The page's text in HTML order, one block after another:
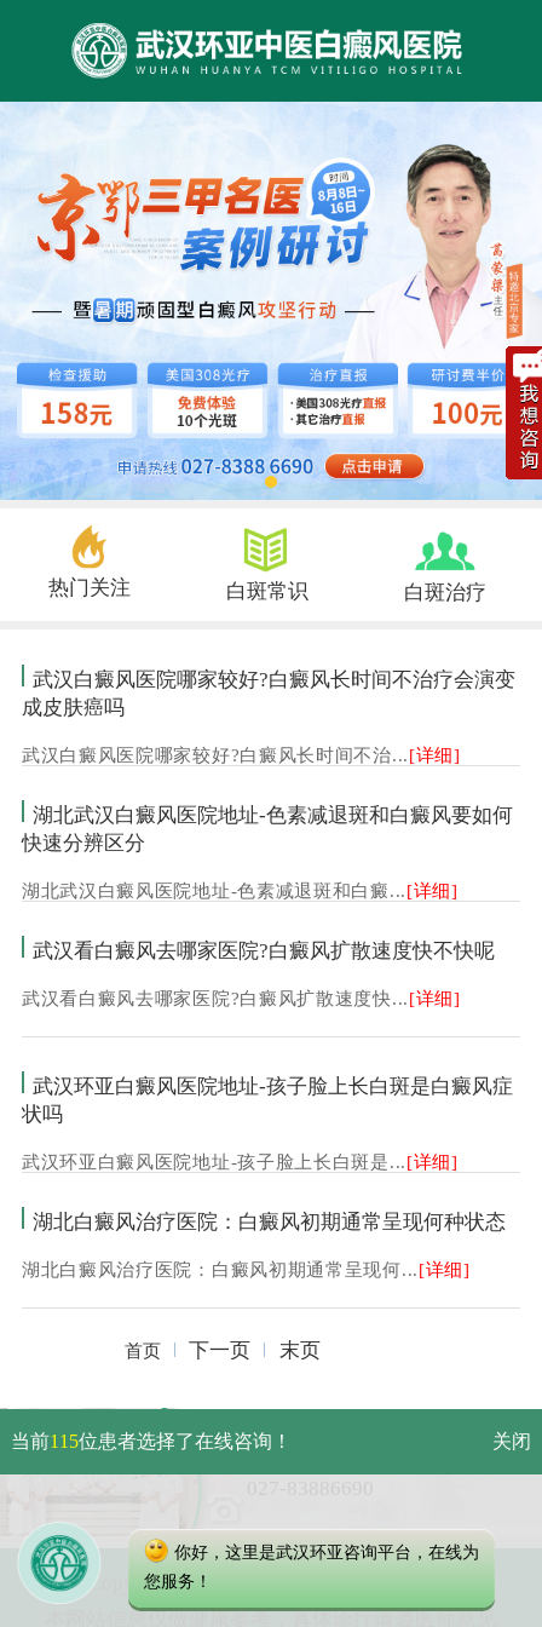
热门关注 白斑常识 白斑治疗
武汉白癜风医院哪家较好?白癜风长时间不治疗会演变
成皮肤癌吗
武汉白癜风医院哪家较好?白癜风长时间不治...[详细]
湖北武汉白癜风医院地址-色素减退斑和白癜风要如何
快速分辨区分
湖北武汉白癜风医院地址-色素减退斑和白癜...[详细]
武汉看白癜风去哪家医院?白癜风扩散速度快不快呢
武汉看白癜风去哪家医院?白癜风扩散速度快...[详细]
武汉环亚白癜风医院地址-孩子脸上长白斑是白癜风症
状吗
武汉环亚白癜风医院地址-孩子脸上长白斑是...[详细]
湖北白癜风治疗医院：白癜风初期通常呈现何种状态
湖北白癜风治疗医院：白癜风初期通常呈现何...[详细]
首页 下一页 末页
武汉市硚口区解放大道479号
免费电话：
Copyright 2023 武汉环亚中医白癜风医院
本网站信息仅做健康参考，具体诊疗请遵医师意见
当前115位患者选择了在线咨询！ 关闭
你好，这里是武汉环亚咨询平台，在线为
您服务！